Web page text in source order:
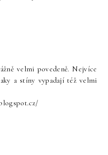
velmi povedeně. Nejvíce
a stíny vypadají též velmi